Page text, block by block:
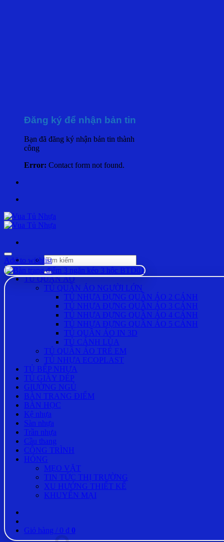
Đăng ký để nhận bản tin
Bạn đã đăng ký nhận bản tin thành
công
Error: Contact form not found.
Tìm
kiếm:
TỦ QUẦN ÁO
TỦ QUẦN ÁO NGƯỜI LỚN
TỦ NHỰA ĐỰNG QUẦN ÁO 2 CÁNH
TỦ NHỰA ĐỰNG QUẦN ÁO 3 CÁNH
TỦ NHỰA ĐỰNG QUẦN ÁO 4 CÁNH
TỦ NHỰA ĐỰNG QUẦN ÁO 5 CÁNH
TỦ QUẦN ÁO IN 3D
TỦ CÁNH LÙA
TỦ QUẦN ÁO TRẺ EM
TỦ NHỰA ECOPLAST
TỦ BẾP NHỰA
TỦ GIẦY DÉP
GIƯỜNG NGỦ
BÀN TRANG ĐIỂM
BÀN HỌC
Kệ nhựa
Sàn nhựa
Trần nhựa
Cầu thang
CÔNG TRÌNH
HÓNG
MẸO VẶT
TIN TỨC THỊ TRƯỜNG
XU HƯỚNG THIẾT KẾ
KHUYẾN MẠI
Giỏ hàng / 0 ₫ 0
Add to wishlist